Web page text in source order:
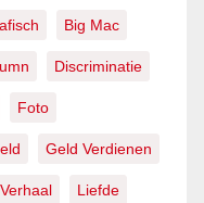
Big Mac
Discriminatie
Foto
Geld Verdienen
Liefde